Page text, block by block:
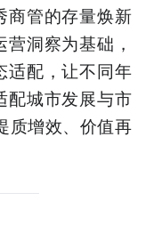
商管的存量焕新
洞察为基础，
适配，让不同年
配城市发展与市
质增效、价值再